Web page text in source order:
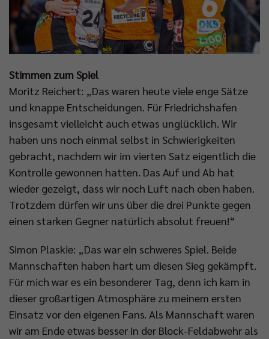
Stimmen zum Spiel
Moritz Reichert: „Das waren heute viele enge Sätze
und knappe Entscheidungen. Für Friedrichshafen
insgesamt vielleicht auch etwas unglücklich. Wir
haben uns noch einmal selbst in Schwierigkeiten
gebracht, nachdem wir im vierten Satz eigentlich die
Kontrolle gewonnen hatten. Das Auf und Ab hat
wieder gezeigt, dass wir noch Luft nach oben haben.
Trotzdem dürfen wir uns über die drei Punkte gegen
einen starken Gegner natürlich absolut freuen!“
Simon Plaskie: „Das war ein schweres Spiel. Beide
Mannschaften haben hart um diesen Sieg gekämpft.
Für mich war es ein besonderer Tag, denn ich kam in
dieser großartigen Atmosphäre zu meinem ersten
Einsatz vor den eigenen Fans. Als Mannschaft waren
wir am Ende etwas besser in der Block-Feldabwehr als